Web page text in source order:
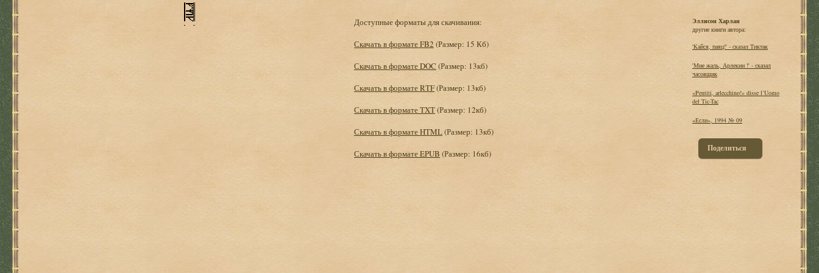
Доступные форматы для скачивания:
Скачать в формате FB2 (Размер: 15 Кб)
Скачать в формате DOC (Размер: 13кб)
Скачать в формате RTF(Размер: 13кб)
Скачать в формате TXT(Размер: 12кб)
Скачать в формате HTML(Размер: 13кб)
Скачать в формате EPUB (Размер: 16кб)
Эллисон Харлан
другие книги автора:
'Кайся, паяц!' - сказал Тиктак
'Мне жаль, Арлекин !' - сказал
часовщик
«Pentiti, arlecchino!» disse l’Uomo
del Tic-Tac
«Если», 1994 № 09
Поделиться